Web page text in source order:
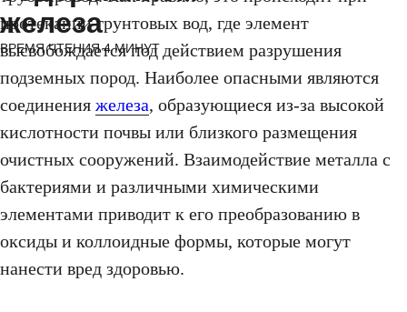
железа
ВРЕМЯ ЧТЕНИЯ 4 МИНУТ
протекании грунтовых вод, где элемент
высвобождается под действием разрушения
подземных пород. Наиболее опасными являются
соединения железа, образующиеся из-за высокой
кислотности почвы или близкого размещения
очистных сооружений. Взаимодействие металла с
бактериями и различными химическими
элементами приводит к его преобразованию в
оксиды и коллоидные формы, которые могут
нанести вред здоровью.